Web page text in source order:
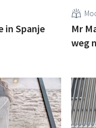
in Spanje
Mr
weg